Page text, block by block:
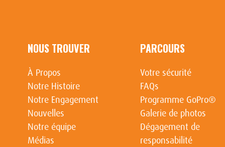
NOUS TROUVER
À Propos
Notre Histoire
Notre Engagement
Nouvelles
Notre équipe
Médias
PARCOURS
Votre sécurité
FAQs
Programme GoPro®
Galerie de photos
Dégagement de
responsabilité